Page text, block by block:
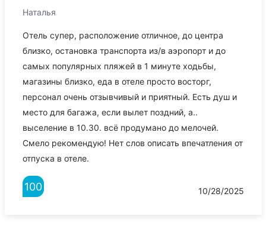
Наталья
Отель супер, расположение отличное, до центра
близко, остановка транспорта из/в аэропорт и до
самых популярных пляжей в 1 минуте ходьбы,
магазины близко, еда в отеле просто восторг,
персонал очень отзывчивый и приятный. Есть душ и
место для багажа, если вылет поздний, а..
выселение в 10.30. всё продумано до мелочей.
Смело рекомендую! Нет слов описать впечатления от
отпуска в отеле.
100 10/28/2025